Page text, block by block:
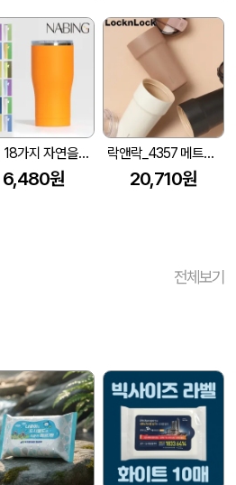
나빙 18가지 자연을 담은 304 스텐 슬라이드캡 텀블러 600ml
6,480원
락앤락_4357 메트로 카페 세라믹 텀블러 500ML
20,710원
전체보기